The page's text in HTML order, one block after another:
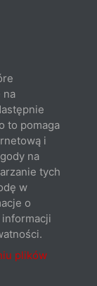
na
to pomaga
i
na
tych
w
o
plików